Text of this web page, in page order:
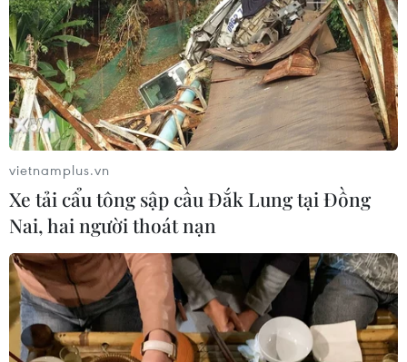
vietnamplus.vn
Xe tải cẩu tông sập cầu Đắk Lung tại Đồng
Nai, hai người thoát nạn